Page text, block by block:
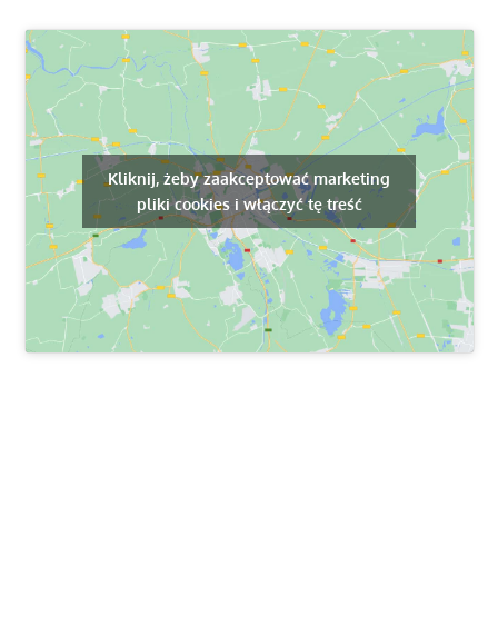
Kliknij, żeby zaakceptować marketing
pliki cookies i włączyć tę treść